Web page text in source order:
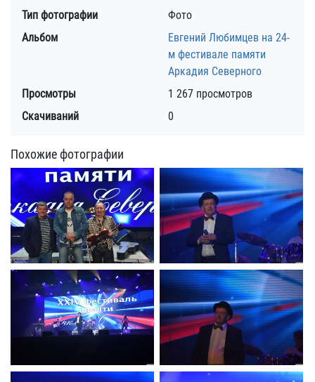
Тип фотографии
Фото
Альбом
Евгений Любимцев на 24-
м фестивале памяти
Аркадия Северного
Просмотры
1 267 просмотров
Скачиваний
0
Похожие фотографии